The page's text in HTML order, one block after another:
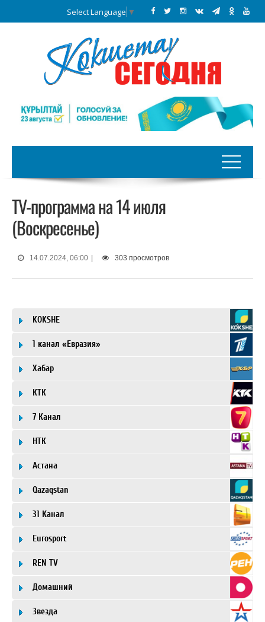
Select Language ▼
TV-программа на 14 июля
(Воскресенье)
14.07.2024, 06:00 303 просмотров
KOKSHE
1 канал «Евразия»
Хабар
КТК
7 Канал
НТК
Астана
Qazaqstan
31 Канал
Eurosport
REN TV
Домашний
Звезда